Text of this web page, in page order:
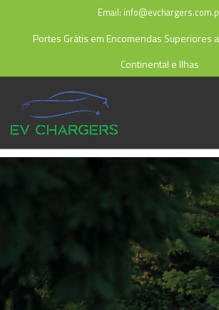
Email:
Portes Grátis em Encomendas Superiores
Continental e Ilhas